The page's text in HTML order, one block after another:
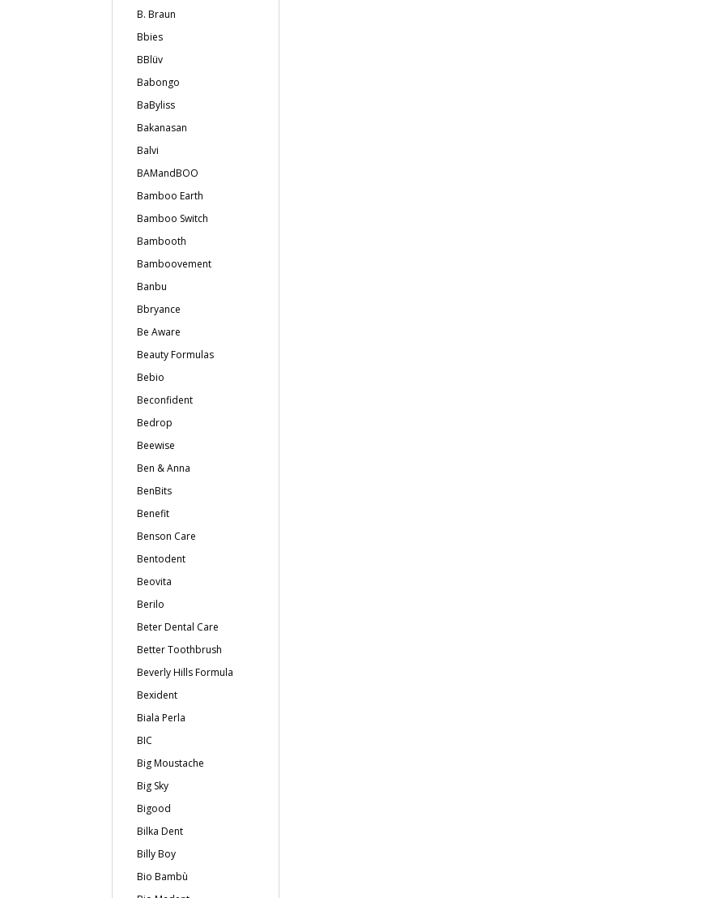
B. Braun
Bbies
BBlüv
Babongo
BaByliss
Bakanasan
Balvi
BAMandBOO
Bamboo Earth
Bamboo Switch
Bambooth
Bamboovement
Banbu
Bbryance
Be Aware
Beauty Formulas
Bebio
Beconfident
Bedrop
Beewise
Ben & Anna
BenBits
Benefit
Benson Care
Bentodent
Beovita
Berilo
Beter Dental Care
Better Toothbrush
Beverly Hills Formula
Bexident
Biala Perla
BIC
Big Moustache
Big Sky
Bigood
Bilka Dent
Billy Boy
Bio Bambù